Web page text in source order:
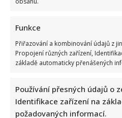
Funkce
Přiřazování a kombinování údajů z
Propojení různých zařízení,
základě automaticky přenášených
Používání přesných údajů o
Identifikace zařízení na
požadovaných informací.